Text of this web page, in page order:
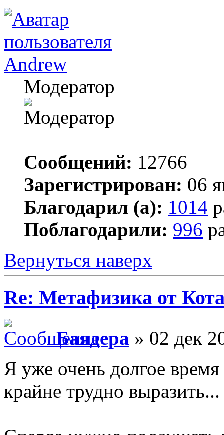
Andrew
Модератор
Сообщений: 12766
Зарегистрирован: 06
Благодарил (а): 1014
Поблагодарили: 996
Вернуться наверх
Re: Метафизика от
Баядера » 02 дек
Я уже очень долгое
крайне трудно выразить...